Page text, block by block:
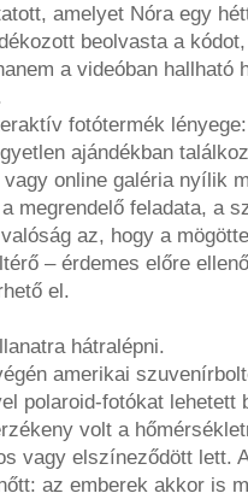
amelyet Nóra egy
beolvasta a
a videóban hallható
fotótermék
ajándékban
online galéria nyílik
megrendelő feladata, a
az, hogy a
– érdemes előre
el.
hátralépni.
amerikai
polaroid-fotókat lehetett
volt a
vagy elszíneződött lett.
az emberek akkor is